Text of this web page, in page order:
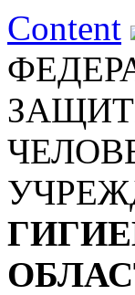
Content